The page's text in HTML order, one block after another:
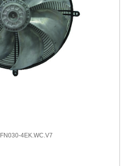
4EK.WC.V7